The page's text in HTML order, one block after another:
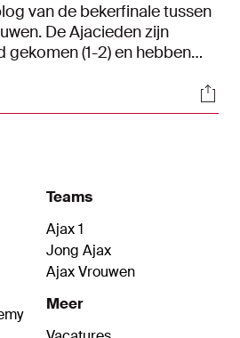
van de bekerfinale tussen
De Ajacieden zijn
gekomen (1-2) en hebben
Blijf via ons liveblog
ontwikkelingen uit
Teams
Ajax 1
Jong Ajax
Ajax Vrouwen
Meer